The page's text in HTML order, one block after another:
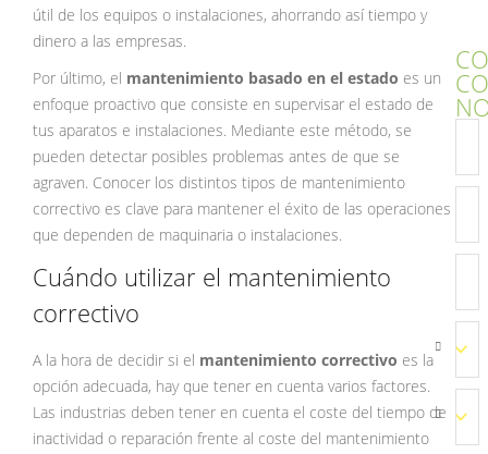
útil de los equipos o instalaciones, ahorrando así tiempo y
dinero a las empresas.
Por último, el mantenimiento basado en el estado es un
enfoque proactivo que consiste en supervisar el estado de
tus aparatos e instalaciones. Mediante este método, se
pueden detectar posibles problemas antes de que se
agraven. Conocer los distintos tipos de mantenimiento
correctivo es clave para mantener el éxito de las operaciones
que dependen de maquinaria o instalaciones.
Cuándo utilizar el mantenimiento
correctivo
A la hora de decidir si el mantenimiento correctivo es la
opción adecuada, hay que tener en cuenta varios factores.
Las industrias deben tener en cuenta el coste del tiempo de
inactividad o reparación frente al coste del mantenimiento